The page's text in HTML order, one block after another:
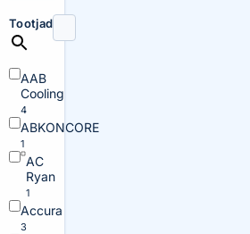
Tootjad
AAB
Cooling
4
ABKONCORE
1
AC
Ryan
1
Accura
3